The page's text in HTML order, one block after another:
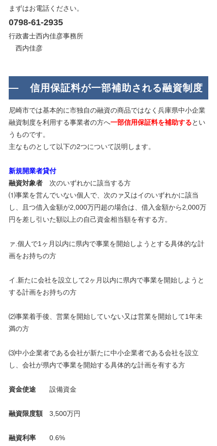
まずはお電話ください。
0798-61-2935
行政書士西内佳彦事務所
西内佳彦
信用保証料が一部補助される融資制度
尼崎市では基本的に市独自の融資の商品ではなく兵庫県中小企業
融資制度を利用する事業者の方へ一部信用保証料を補助するとい
うものです。
主なものとして以下の2つについて説明します。
新規開業者貸付
融資対象者次のいずれかに該当する方
⑴事業を営んでいない個人で、次のァ又はイのいずれかに該当
し、且つ借入金額が2,000万円超の場合は、借入金額から2,000万
円を差し引いた額以上の自己資金相当額を有する方。
ァ.個人で1ヶ月以内に県内で事業を開始しようとする具体的な計
画をお持ちの方
イ.新たに会社を設立して2ヶ月以内に県内で事業を開始しようと
する計画をお持ちの方
⑵事業着手後、営業を開始していない又は営業を開始して1年未
満の方
⑶中小企業者である会社が新たに中小企業者である会社を設立
し、会社が県内で事業を開始する具体的な計画を有する方
資金使途設備資金
融資限度額 3,500万円
融資利率0.6%